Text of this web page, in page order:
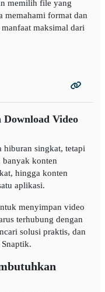
memilih file yang
memahami format dan
maksimal dari
Video
hiburan singkat, tetapi
banyak konten
hingga konten
aplikasi.
menyimpan video
terhubung dengan
solusi praktis, dan